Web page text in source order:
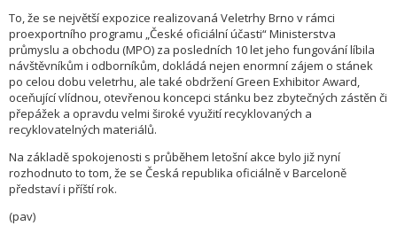
To, že se největší expozice realizovaná Veletrhy Brno v rámci
proexportního programu „České oficiální účasti“ Ministerstva
průmyslu a obchodu (MPO) za posledních 10 let jeho fungování líbila
návštěvníkům i odborníkům, dokládá nejen enormní zájem o stánek
po celou dobu veletrhu, ale také obdržení Green Exhibitor Award,
oceňující vlídnou, otevřenou koncepci stánku bez zbytečných zástěn či
přepážek a opravdu velmi široké využití recyklovaných a
recyklovatelných materiálů.
Na základě spokojenosti s průběhem letošní akce bylo již nyní
rozhodnuto to tom, že se Česká republika oficiálně v Barceloně
představí i příští rok.
(pav)